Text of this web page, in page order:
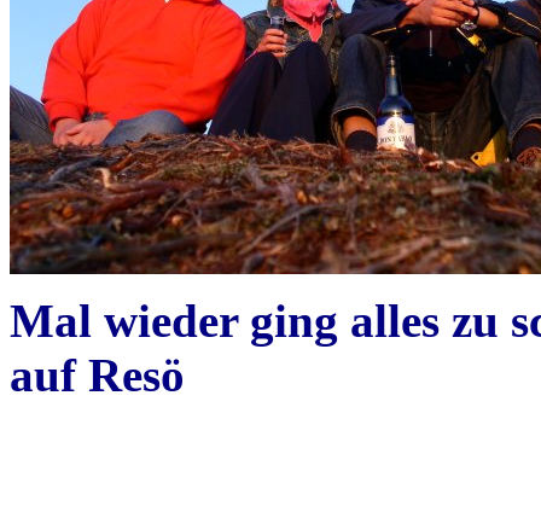
Mal wieder ging alles zu
auf Resö